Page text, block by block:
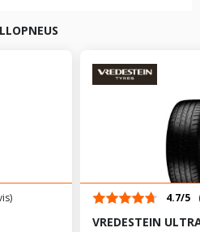
4.7/5
VREDESTEIN